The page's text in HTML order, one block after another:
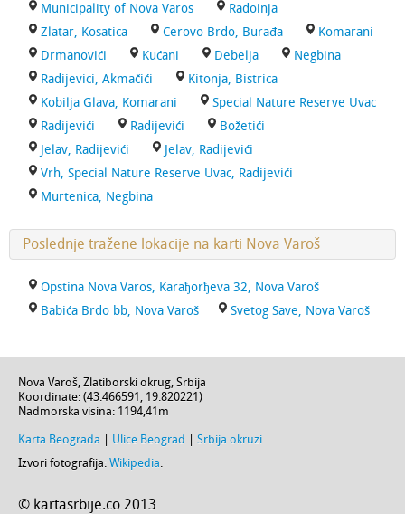
Municipality of Nova Varos
Radoinja
Zlatar, Kosatica
Cerovo Brdo, Burađa
Komarani
Drmanovići
Kućani Debelja
Negbina
Radijevici, Akmačići
Kitonja, Bistrica
Kobilja Glava, Komarani
Special Nature Reserve Uvac
Radijevići
Radijevići
Božetići
Jelav, Radijevići
Jelav, Radijevići
Vrh, Special Nature Reserve Uvac, Radijevići
Murtenica, Negbina
Poslednje tražene lokacije na karti Nova Varoš
Opstina Nova Varos, Karaђorђeva 32, Nova Varoš
Babića Brdo bb, Nova Varoš
Svetog Save, Nova Varoš
Nova Varoš, Zlatiborski okrug, Srbija
Koordinate: (43.466591 , 19.820221 )
Nadmorska visina: 1194,41m
Karta Beograda Ulice Beograd
Srbija okruzi
Izvori fotografija: Wikipedia.
© kartasrbije.co 2013